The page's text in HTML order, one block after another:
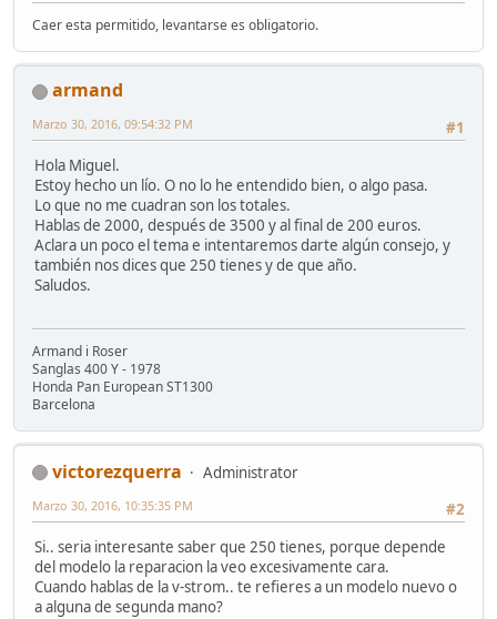
Caer esta permitido, levantarse es obligatorio.
armand
#1
Marzo 30, 2016, 09:54:32 PM
Hola Miguel.
Estoy hecho un lío. O no lo he entendido bien, o algo pasa.
Lo que no me cuadran son los totales.
Hablas de 2000, después de 3500 y al final de 200 euros.
Aclara un poco el tema e intentaremos darte algún consejo, y
también nos dices que 250 tienes y de que año.
Saludos.
Armand i Roser
Sanglas 400 Y - 1978
Honda Pan European ST1300
Barcelona
victorezquerra
Administrator
#2
Marzo 30, 2016, 10:35:35 PM
Si.. seria interesante saber que 250 tienes, porque depende
del modelo la reparacion la veo excesivamente cara.
Cuando hablas de la v-strom.. te refieres a un modelo nuevo o
a alguna de segunda mano?